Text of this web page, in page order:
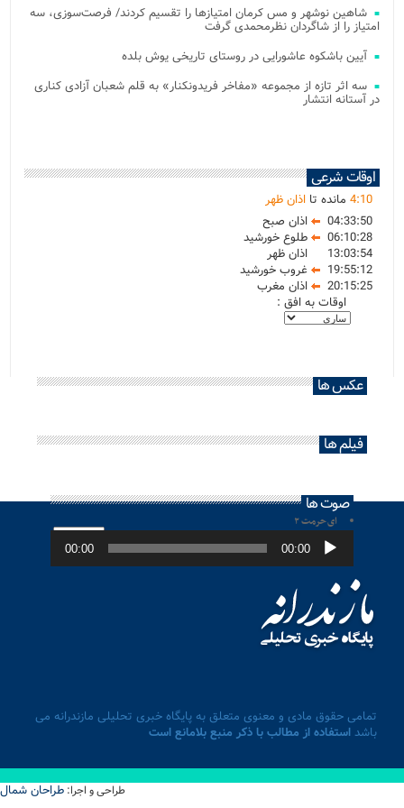
شاهین نوشهر و مس کرمان امتیازها را تقسیم کردند/ فرصت‌سوزی، سه
امتیاز را از شاگردان نظرمحمدی گرفت
آیین باشکوه عاشورایی در روستای تاریخی یوش بلده
سه اثر تازه از مجموعه «مفاخر فریدونکنار» به قلم شعبان آزادی کناری
در آستانه انتشار
اوقات شرعی
4:10 مانده تااذان ظهر
04:33:50
اذان صبح
06:10:28
طلوع خورشید
13:03:54
اذان ظهر
19:55:12
غروب خورشید
20:15:25
اذان مغرب
اوقات به افق :
عکس ها
فیلم ها
صوت ها
ای حرمت ۲
پخش‌کننده
صوت 00:00
00:00
تمامی حقوق مادی و معنوی متعلق به پایگاه خبری تحلیلی مازندرانه می
باشداستفاده از مطالب با ذکر منبع بلامانع است
طراحی و اجرا: طراحان شمال